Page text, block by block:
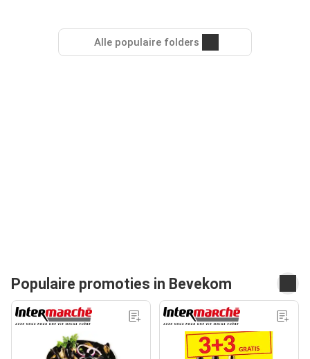
Alle populaire folders
Populaire promoties in Bevekom